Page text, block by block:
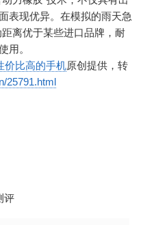
表现优异。在模拟的雨天急
离优于某些进口品牌，耐
用。
价比高的手机原创提供，转
25791.html
评